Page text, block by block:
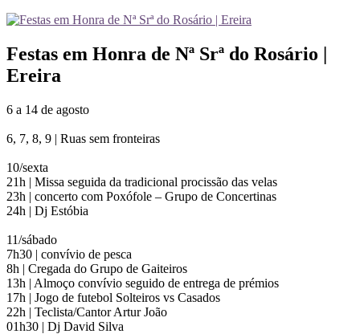
Festas em Honra de Nª Srª do Rosário |
Ereira
6 a 14 de agosto
6, 7, 8, 9 | Ruas sem fronteiras
10/sexta
21h | Missa seguida da tradicional procissão das velas
23h | concerto com Poxófole – Grupo de Concertinas
24h | Dj Estóbia
11/sábado
7h30 | convívio de pesca
8h | Cregada do Grupo de Gaiteiros
13h | Almoço convívio seguido de entrega de prémios
17h | Jogo de futebol Solteiros vs Casados
22h | Teclista/Cantor Artur João
01h30 | Dj David Silva